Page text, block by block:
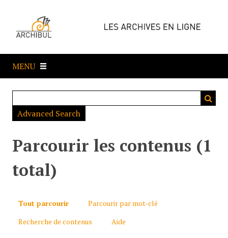
e
a
MENU
Advanced Search
Parcourir les contenus (1
total)
Tout parcourir
Parcourir par mot-clé
Recherche de contenus
Aide